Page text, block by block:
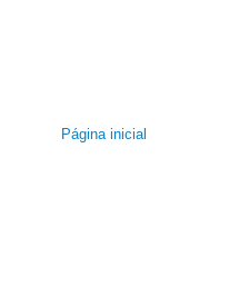
Página inicial